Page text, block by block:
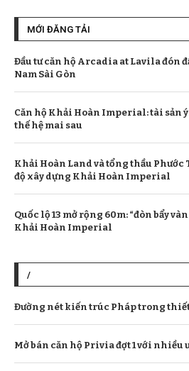
MỚI ĐĂNG TẢI
Đầu tư căn hộ Arcadia at Lavila đón
Nam Sài Gòn
Căn hộ Khải Hoàn Imperial: tài sản
thế hệ mai sau
Khải Hoàn Land và tổng thầu
độ xây dựng Khải Hoàn Imperial
Quốc lộ 13 mở rộng 60m: “đòn bẩy
Khải Hoàn Imperial
/
Đường nét kiến trúc Pháp trong
Mở bán căn hộ Privia đợt 1 với nhiều